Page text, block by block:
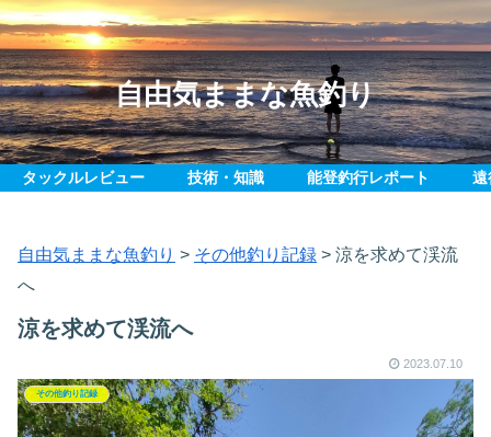
自由気ままな魚釣り
タックルレビュー 技術・知識 能登釣行レポート 遠
自由気ままな魚釣り > その他釣り記録 > 涼を求めて渓流
へ
涼を求めて渓流へ
2023.07.10
その他釣り記録